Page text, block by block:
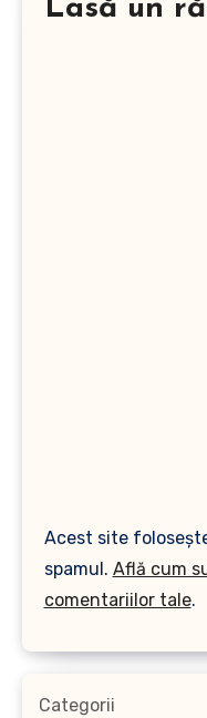
Lasă un
Acest site
spamul. Află cum
comentariilor tale.
Categorii